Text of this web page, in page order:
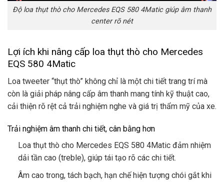
Độ loa thụt thò cho Mercedes EQS 580 4Matic giúp âm thanh
center rõ nét
Lợi ích khi nâng cấp loa thụt thò cho Mercedes
EQS 580 4Matic
Loa tweeter “thụt thò” không chỉ là một chi tiết trang trí mà
còn là giải pháp nâng cấp âm thanh mang tính kỹ thuật cao,
cải thiện rõ rệt cả trải nghiệm nghe và giá trị thẩm mỹ của xe.
Trải nghiệm âm thanh chi tiết, cân bằng hơn
Loa thụt thò cho Mercedes EQS 580 4Matic đảm nhiệm
dải tần cao (treble), giúp tái tạo rõ các chi tiết.
Âm cao trong, tách bạch, hạn chế hiện tượng chói gắt khi